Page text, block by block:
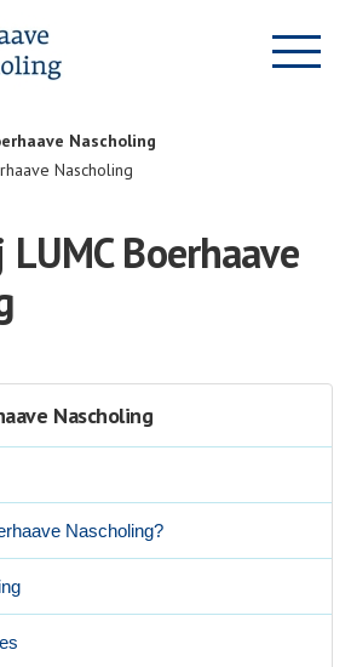
Nascholing
Nascholing
Boerhaave
Nascholing
Nascholing?